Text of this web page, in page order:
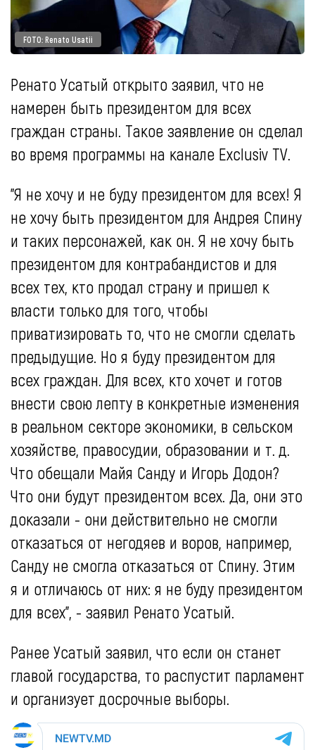
FOTO: Renato Usatii
Ренато Усатый открыто заявил, что не
намерен быть президентом для всех
граждан страны. Такое заявление он сделал
во время программы на канале Exclusiv TV.
"Я не хочу и не буду президентом для всех! Я
не хочу быть президентом для Андрея Спину
и таких персонажей, как он. Я не хочу быть
президентом для контрабандистов и для
всех тех, кто продал страну и пришел к
власти только для того, чтобы
приватизировать то, что не смогли сделать
предыдущие. Но я буду президентом для
всех граждан. Для всех, кто хочет и готов
внести свою лепту в конкретные изменения
в реальном секторе экономики, в сельском
хозяйстве, правосудии, образовании и т. д.
Что обещали Майя Санду и Игорь Додон?
Что они будут президентом всех. Да, они это
доказали - они действительно не смогли
отказаться от негодяев и воров, например,
Санду не смогла отказаться от Спину. Этим
я и отличаюсь от них: я не буду президентом
для всех", - заявил Ренато Усатый.
Ранее Усатый заявил, что если он станет
главой государства, то распустит парламент
и организует досрочные выборы.